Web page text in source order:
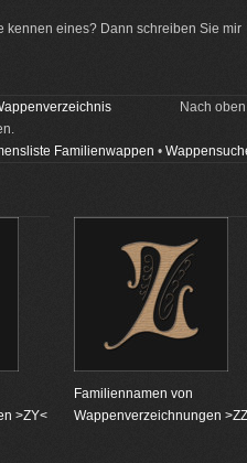
kennen eines? Dann schreiben Sie mir
Nach oben
Familienwappen •
>ZY<
Familiennamen von
Wappenverzeichnungen